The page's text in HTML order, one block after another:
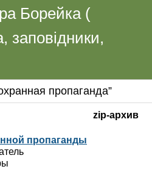
Борейка (
заповідники,
пропаганда”
zip-архив
пропаганды